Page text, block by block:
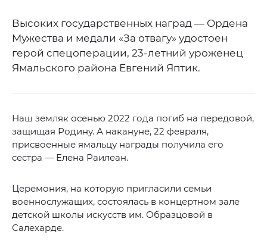
Высоких государственных наград — Ордена
Мужества и медали «За отвагу» удостоен
герой спецоперации, 23-летний уроженец
Ямальского района Евгений Яптик.
Наш земляк осенью 2022 года погиб на передовой,
защищая Родину. А накануне, 22 февраля,
присвоенные ямальцу награды получила его
сестра — Елена Раилеан.
Церемония, на которую пригласили семьи
военнослужащих, состоялась в концертном зале
детской школы искусств им. Образцовой в
Салехарде.